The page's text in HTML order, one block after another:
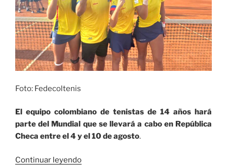
Córdoba
2025»
Foto: Fedecoltenis
El equipo colombiano de tenistas de 14 años hará
parte del Mundial que se llevará a cabo en República
Checa entre el 4 y el 10 de agosto.
Continuar leyendo«El